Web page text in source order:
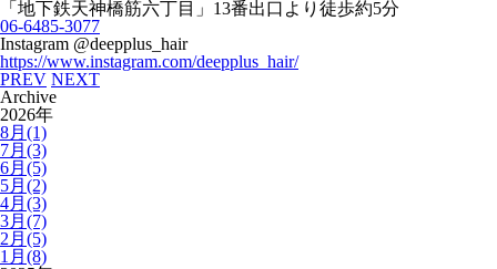
「地下鉄天神橋筋六丁目」 13番出口より徒歩約5分
06-6485-3077
Instagram @deepplus_hair
https://www.instagram.com/deepplus_hair/
PREV NEXT
Archive
2026年
8月(1)
7月(3)
6月(5)
5月(2)
4月(3)
3月(7)
2月(5)
1月(8)